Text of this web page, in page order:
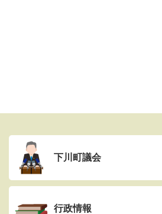
下川町議会
行政情報